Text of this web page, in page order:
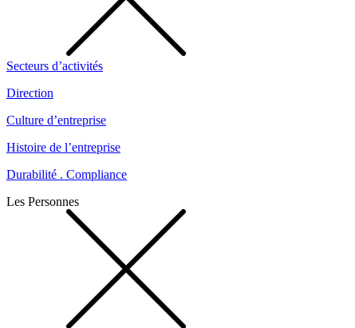
Secteurs d’activités
Direction
Culture d’entreprise
Histoire de l’entreprise
Durabilité . Compliance
Les Personnes